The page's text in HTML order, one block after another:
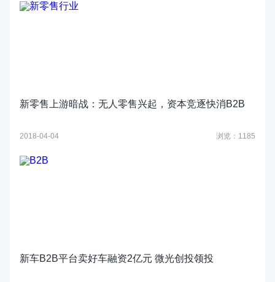
新零售上游暗战：无人零售兴起，资本竞逐快消B2B
2018-04-04 浏览：1185
新车B2B平台卖好车融资2亿元 微光创投领投